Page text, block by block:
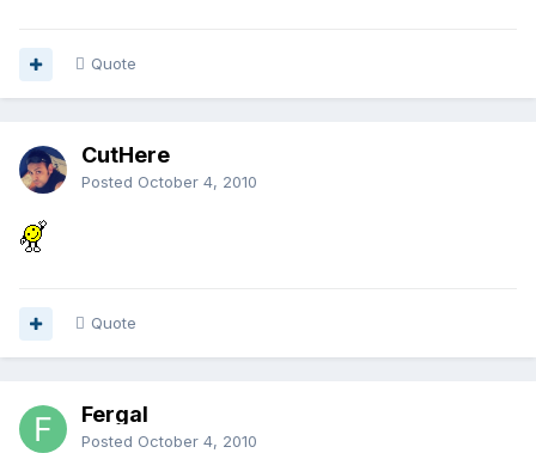
Quote
CutHere
Posted October 4, 2010
Quote
Fergal
Posted October 4, 2010